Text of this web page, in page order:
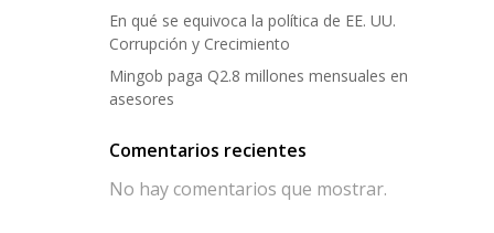
En qué se equivoca la política de EE. UU.
Corrupción y Crecimiento
Mingob paga Q2.8 millones mensuales en
asesores
Comentarios recientes
No hay comentarios que mostrar.